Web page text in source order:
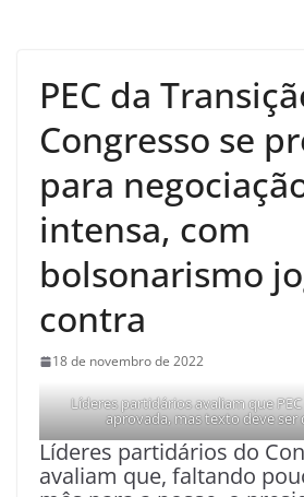
PEC da
Congresso se
para
intensa, com
bolsonarismo
contra
18 de novembro de 2022
Líderes partidários avaliam que
aprovada, mas texto deve ser
Líderes partidários do
avaliam que, faltando